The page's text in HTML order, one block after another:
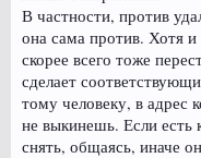
В частности, против
она сама против. Хотя и
скорее всего тоже
сделает
тому человеку, в адрес
не выкинешь. Если есть
снять, общаясь, иначе